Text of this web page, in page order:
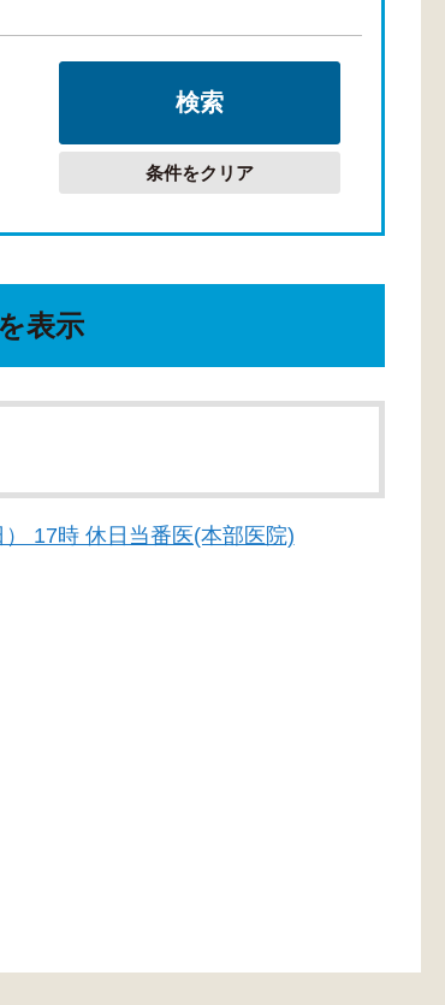
条件をクリア
表示
17時 休日当番医(本部医院)